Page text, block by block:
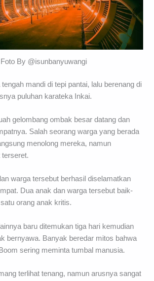
Foto By @isunbanyuwangi
mandi di tepi pantai, lalu berenang di
puluhan karateka Inkai.
gelombang ombak besar datang dan
Salah seorang warga yang berada
menolong mereka, namun
warga tersebut berhasil diselamatkan
Dua anak dan warga tersebut baik-
orang anak kritis.
baru ditemukan tiga hari kemudian
bernyawa. Banyak beredar mitos bahwa
sering meminta tumbal manusia.
terlihat tenang, namun arusnya sangat